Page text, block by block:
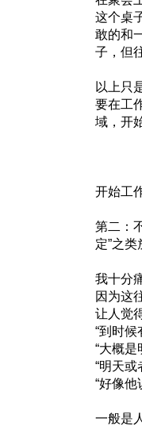
这个桌
敢的和
子，但
以上只
要在工
域，开
开始工
第二：
定”之
我十分
因为这
让人觉
“到时候
“大概是
“明天或
“好像
一般是